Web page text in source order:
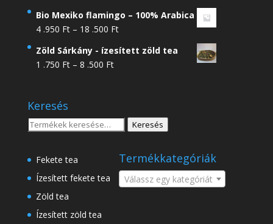
Bio Mexiko flamingo – 100% Arabica
4 .950 Ft – 18 .500 FtÁrtartomány:
.950 Ft
Zöld Sárkány - ízesített zöld tea
1 .750 Ft – 8 .500 FtÁrtartomány:
8
.500 Ft
Keresés
Keresés
Keresés
Fekete tea
Ízesített fekete tea
Zöld tea
Ízesített zöld tea
Termékkategóriák
Válassz egy kategóriát